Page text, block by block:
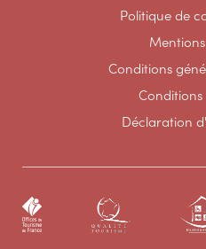
Politique de
Conditions
Déclaration